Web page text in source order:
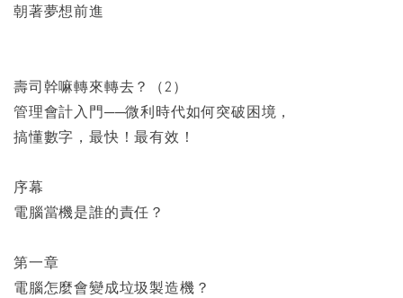
朝著夢想前進
壽司幹嘛轉來轉去？（2）
管理會計入門──微利時代如何突破困境，
搞懂數字，最快！最有效！
序幕
電腦當機是誰的責任？
第一章
電腦怎麼會變成垃圾製造機？